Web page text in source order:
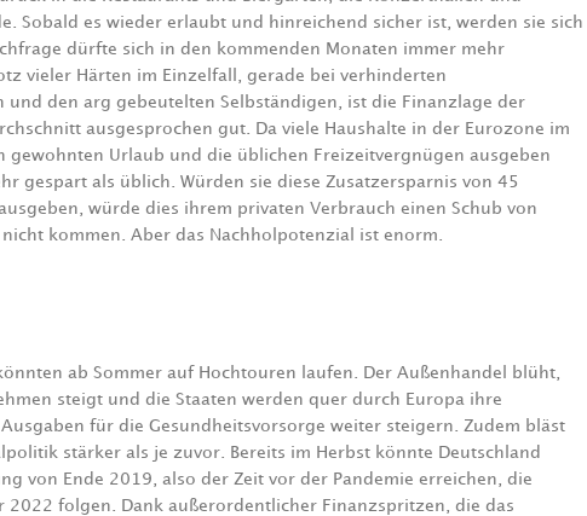
Sobald es wieder erlaubt und hinreichend sicher ist, werden sie sich
dürfte sich in den kommenden Monaten immer mehr
vieler Härten im Einzelfall, gerade bei verhinderten
und den arg gebeutelten Selbständigen, ist die Finanzlage der
ausgesprochen gut. Da viele Haushalte in der Eurozone im
gewohnten Urlaub und die üblichen Freizeitvergnügen ausgeben
gespart als üblich. Würden sie diese Zusatzersparnis von 45
würde dies ihrem privaten Verbrauch einen Schub von
kommen. Aber das Nachholpotenzial ist enorm.
ab Sommer auf Hochtouren laufen. Der Außenhandel blüht,
steigt und die Staaten werden quer durch Europa ihre
für die Gesundheitsvorsorge weiter steigern. Zudem bläst
stärker als je zuvor. Bereits im Herbst könnte Deutschland
von Ende 2019, also der Zeit vor der Pandemie erreichen, die
2022 folgen. Dank außerordentlicher Finanzspritzen, die das